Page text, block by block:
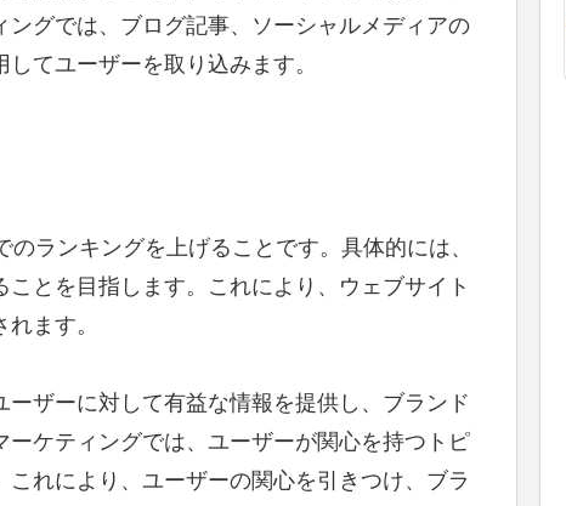
グでは、ブログ記事、ソーシャルメディアの
てユーザーを取り込みます。
ランキングを上げることです。具体的には、
とを目指します。これにより、ウェブサイト
ます。
ザーに対して有益な情報を提供し、ブランド
ケティングでは、ユーザーが関心を持つトピ
れにより、ユーザーの関心を引きつけ、ブラ